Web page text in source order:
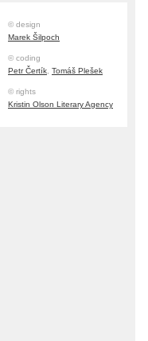
© design
Marek Šilpoch
© coding
Petr Čertík, Tomáš Plešek
© rights
Kristin Olson Literary Agency